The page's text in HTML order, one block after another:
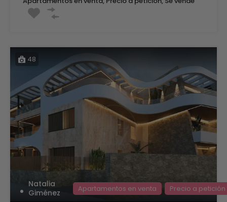
48
Natalia
Giménez
Apartamentos en venta Precio a petición